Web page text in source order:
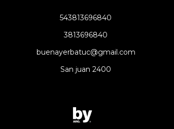
543813696840
3813696840
buenayerbatuc@gmail.com
San juan 2400